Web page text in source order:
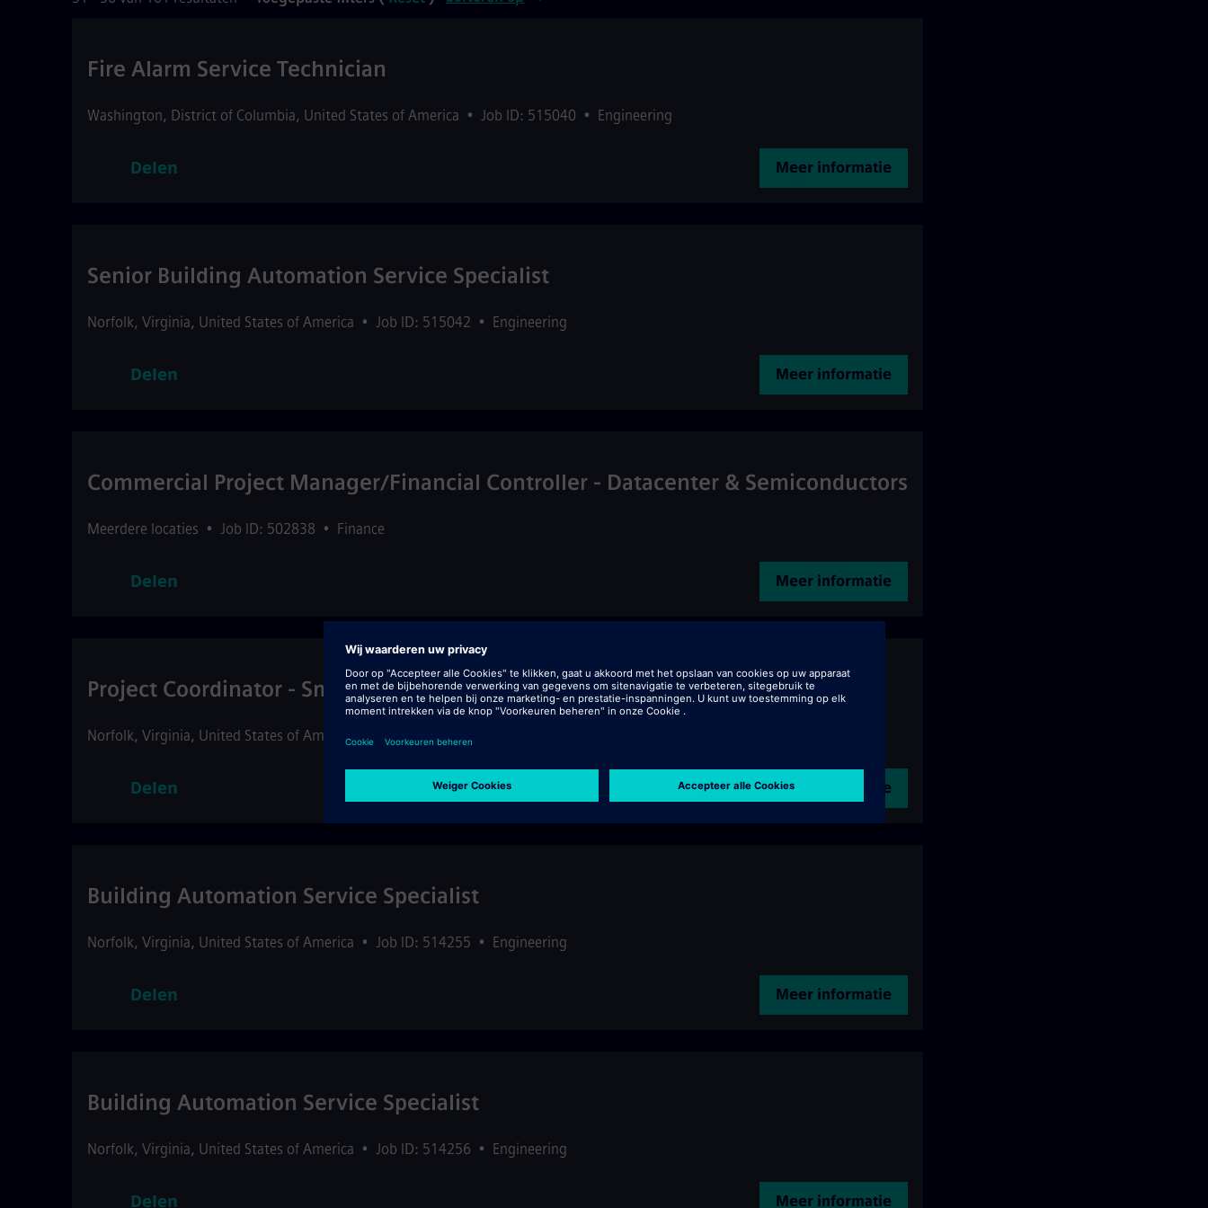
Fire Alarm Service Technician
Washington, District of Columbia, United States of America • Job ID: 515040 • Engineering
Delen Meer informatie
Senior Building Automation Service Specialist
Norfolk, Virginia, United States of America • Job ID: 515042 • Engineering
Delen Meer informatie
Commercial Project Manager/Financial Controller - Datacenter & Semiconductors
Meerdere locaties • Job ID: 502838 • Finance
Delen Meer informatie
Project Coordinator - Smart Buildings
Norfolk, Virginia, United States of America • Job ID: 514402
Delen Meer informatie
Building Automation Service Specialist
Norfolk, Virginia, United States of America • Job ID: 514255 • Engineering
Delen Meer informatie
Building Automation Service Specialist
Norfolk, Virginia, United States of America • Job ID: 514256 • Engineering
Delen Meer informatie